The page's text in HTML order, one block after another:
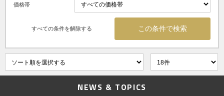
価格帯
すべての条件を解除する
NEWS & TOPICS